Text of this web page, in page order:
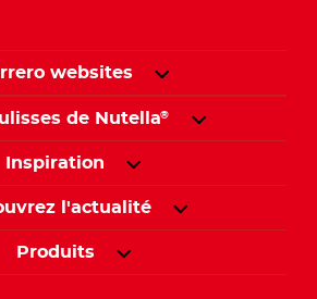
websites
de Nutella®
Inspiration
l'actualité
Produits